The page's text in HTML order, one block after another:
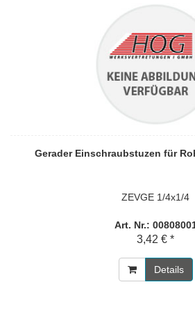
Gerader Einschraubstuzen für
ZEVGE 1/4x1/4
Art. Nr.:
3,42 € *
Details